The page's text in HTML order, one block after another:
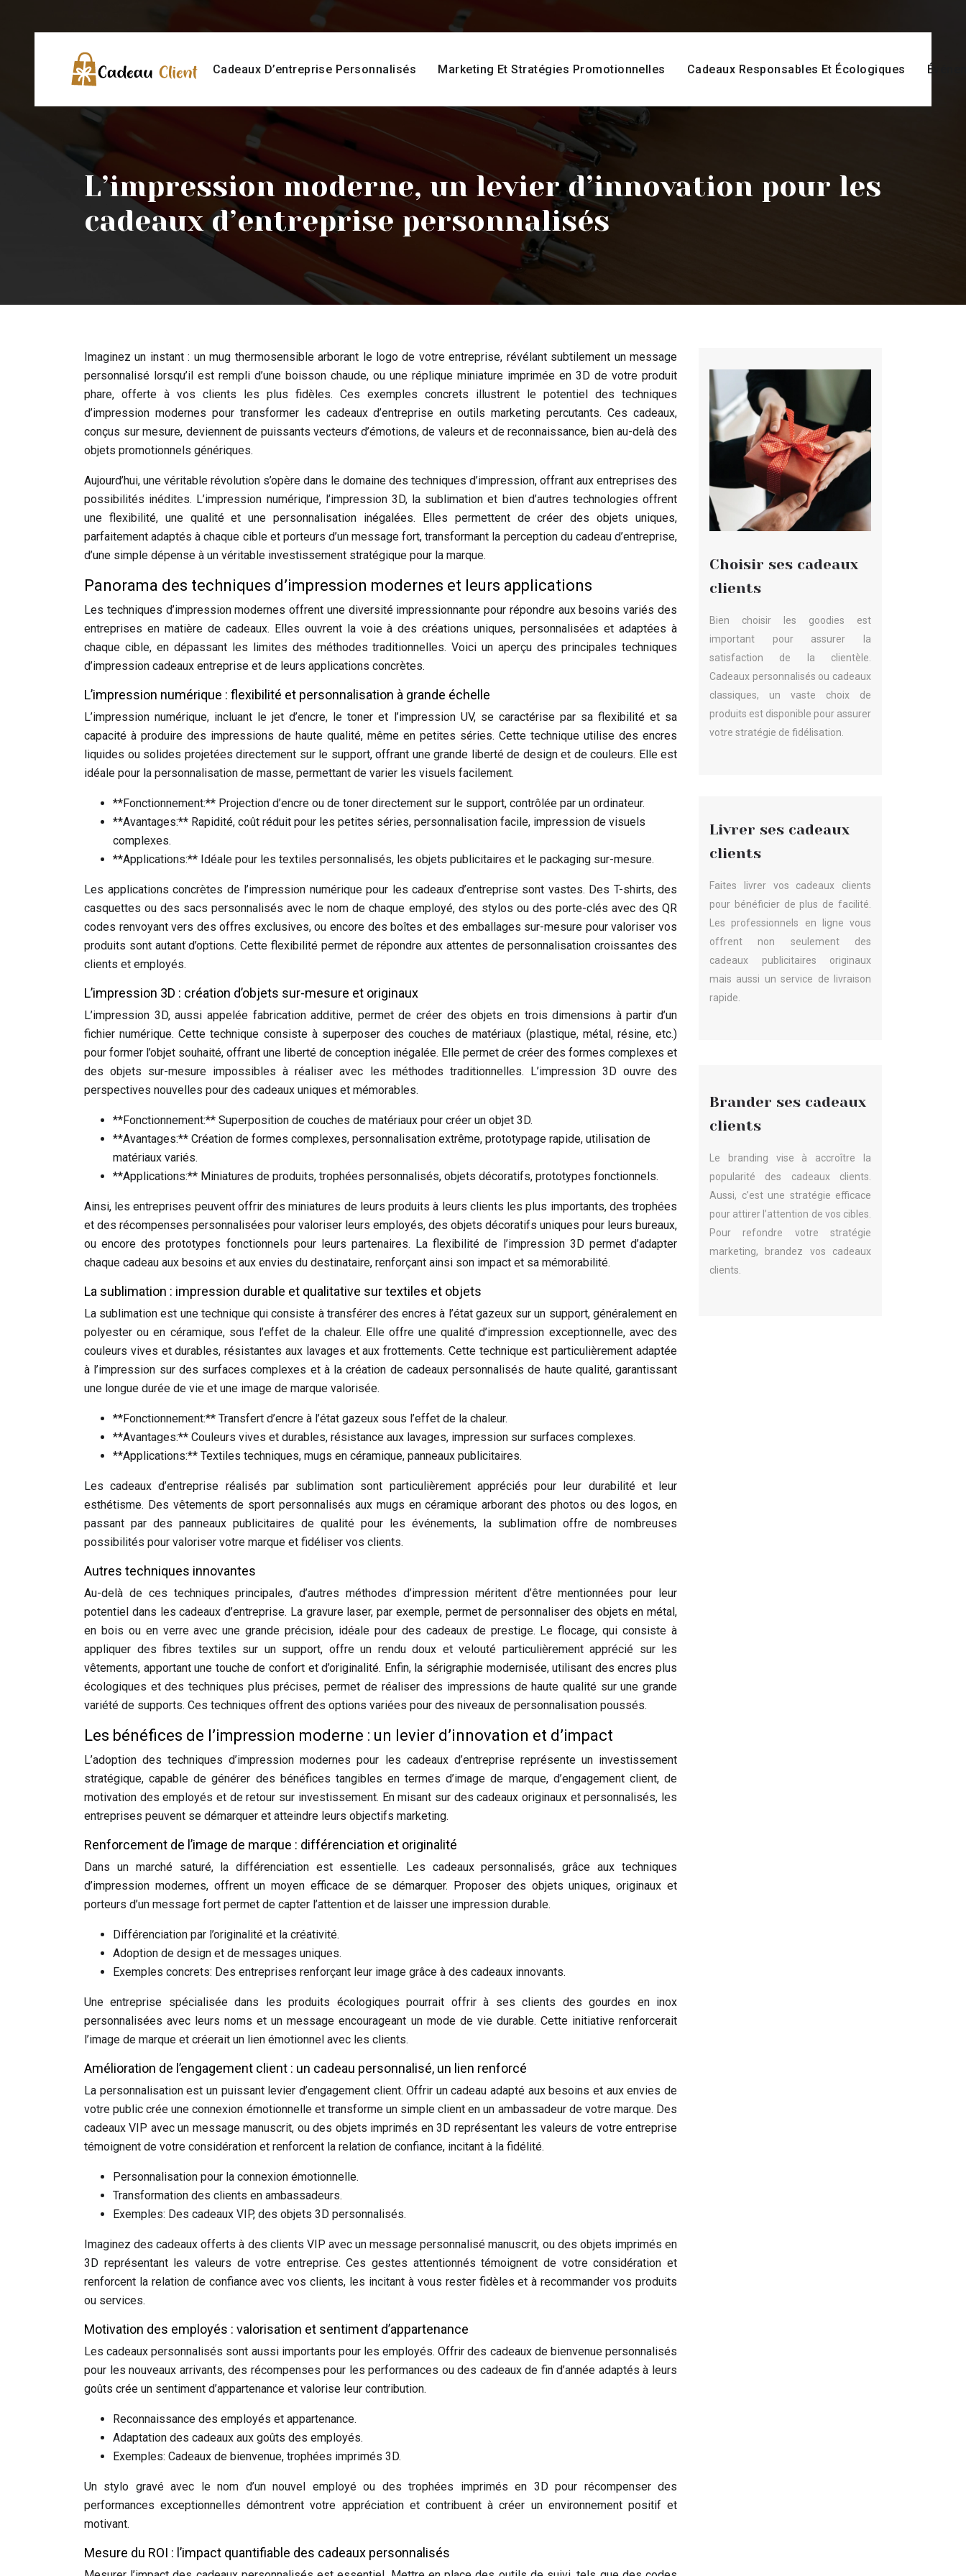
Cadeaux D’entreprise Personnalisés Marketing Et Stratégies Promotionnelles Cadeaux Responsables Et Écologiques
L’impression moderne, un levier d’innovation pour les
cadeaux d’entreprise personnalisés
Imaginez un instant : un mug thermosensible arborant le logo de votre entreprise, révélant subtilement un message
personnalisé lorsqu’il est rempli d’une boisson chaude, ou une réplique miniature imprimée en 3D de votre produit
phare, offerte à vos clients les plus fidèles. Ces exemples concrets illustrent le potentiel des techniques
d’impression modernes pour transformer les cadeaux d’entreprise en outils marketing percutants. Ces cadeaux,
conçus sur mesure, deviennent de puissants vecteurs d’émotions, de valeurs et de reconnaissance, bien au-delà des
objets promotionnels génériques.
Aujourd’hui, une véritable révolution s’opère dans le domaine des techniques d’impression, offrant aux entreprises des
possibilités inédites. L’impression numérique, l’impression 3D, la sublimation et bien d’autres technologies offrent
une flexibilité, une qualité et une personnalisation inégalées. Elles permettent de créer des objets uniques,
parfaitement adaptés à chaque cible et porteurs d’un message fort, transformant la perception du cadeau d’entreprise,
d’une simple dépense à un véritable investissement stratégique pour la marque.
Panorama des techniques d’impression modernes et leurs applications
Les techniques d’impression modernes offrent une diversité impressionnante pour répondre aux besoins variés des
entreprises en matière de cadeaux. Elles ouvrent la voie à des créations uniques, personnalisées et adaptées à
chaque cible, en dépassant les limites des méthodes traditionnelles. Voici un aperçu des principales techniques
d’impression cadeaux entreprise et de leurs applications concrètes.
L’impression numérique : flexibilité et personnalisation à grande échelle
L’impression numérique, incluant le jet d’encre, le toner et l’impression UV, se caractérise par sa flexibilité et sa
capacité à produire des impressions de haute qualité, même en petites séries. Cette technique utilise des encres
liquides ou solides projetées directement sur le support, offrant une grande liberté de design et de couleurs. Elle est
idéale pour la personnalisation de masse, permettant de varier les visuels facilement.
**Fonctionnement:** Projection d’encre ou de toner directement sur le support, contrôlée par un ordinateur.
**Avantages:** Rapidité, coût réduit pour les petites séries, personnalisation facile, impression de visuels
complexes.
**Applications:** Idéale pour les textiles personnalisés, les objets publicitaires et le packaging sur-mesure.
Les applications concrètes de l’impression numérique pour les cadeaux d’entreprise sont vastes. Des T-shirts, des
casquettes ou des sacs personnalisés avec le nom de chaque employé, des stylos ou des porte-clés avec des QR
codes renvoyant vers des offres exclusives, ou encore des boîtes et des emballages sur-mesure pour valoriser vos
produits sont autant d’options. Cette flexibilité permet de répondre aux attentes de personnalisation croissantes des
clients et employés.
L’impression 3D : création d’objets sur-mesure et originaux
L’impression 3D, aussi appelée fabrication additive, permet de créer des objets en trois dimensions à partir d’un
fichier numérique. Cette technique consiste à superposer des couches de matériaux (plastique, métal, résine, etc.)
pour former l’objet souhaité, offrant une liberté de conception inégalée. Elle permet de créer des formes complexes et
des objets sur-mesure impossibles à réaliser avec les méthodes traditionnelles. L’impression 3D ouvre des
perspectives nouvelles pour des cadeaux uniques et mémorables.
**Fonctionnement:** Superposition de couches de matériaux pour créer un objet 3D.
**Avantages:** Création de formes complexes, personnalisation extrême, prototypage rapide, utilisation de
matériaux variés.
**Applications:** Miniatures de produits, trophées personnalisés, objets décoratifs, prototypes fonctionnels.
Ainsi, les entreprises peuvent offrir des miniatures de leurs produits à leurs clients les plus importants, des trophées
et des récompenses personnalisées pour valoriser leurs employés, des objets décoratifs uniques pour leurs bureaux,
ou encore des prototypes fonctionnels pour leurs partenaires. La flexibilité de l’impression 3D permet d’adapter
chaque cadeau aux besoins et aux envies du destinataire, renforçant ainsi son impact et sa mémorabilité.
La sublimation : impression durable et qualitative sur textiles et objets
La sublimation est une technique qui consiste à transférer des encres à l’état gazeux sur un support, généralement en
polyester ou en céramique, sous l’effet de la chaleur. Elle offre une qualité d’impression exceptionnelle, avec des
couleurs vives et durables, résistantes aux lavages et aux frottements. Cette technique est particulièrement adaptée
à l’impression sur des surfaces complexes et à la création de cadeaux personnalisés de haute qualité, garantissant
une longue durée de vie et une image de marque valorisée.
**Fonctionnement:** Transfert d’encre à l’état gazeux sous l’effet de la chaleur.
**Avantages:** Couleurs vives et durables, résistance aux lavages, impression sur surfaces complexes.
**Applications:** Textiles techniques, mugs en céramique, panneaux publicitaires.
Les cadeaux d’entreprise réalisés par sublimation sont particulièrement appréciés pour leur durabilité et leur
esthétisme. Des vêtements de sport personnalisés aux mugs en céramique arborant des photos ou des logos, en
passant par des panneaux publicitaires de qualité pour les événements, la sublimation offre de nombreuses
possibilités pour valoriser votre marque et fidéliser vos clients.
Autres techniques innovantes
Au-delà de ces techniques principales, d’autres méthodes d’impression méritent d’être mentionnées pour leur
potentiel dans les cadeaux d’entreprise. La gravure laser, par exemple, permet de personnaliser des objets en métal,
en bois ou en verre avec une grande précision, idéale pour des cadeaux de prestige. Le flocage, qui consiste à
appliquer des fibres textiles sur un support, offre un rendu doux et velouté particulièrement apprécié sur les
vêtements, apportant une touche de confort et d’originalité. Enfin, la sérigraphie modernisée, utilisant des encres plus
écologiques et des techniques plus précises, permet de réaliser des impressions de haute qualité sur une grande
variété de supports. Ces techniques offrent des options variées pour des niveaux de personnalisation poussés.
Les bénéfices de l’impression moderne : un levier d’innovation et d’impact
L’adoption des techniques d’impression modernes pour les cadeaux d’entreprise représente un investissement
stratégique, capable de générer des bénéfices tangibles en termes d’image de marque, d’engagement client, de
motivation des employés et de retour sur investissement. En misant sur des cadeaux originaux et personnalisés, les
entreprises peuvent se démarquer et atteindre leurs objectifs marketing.
Renforcement de l’image de marque : différenciation et originalité
Dans un marché saturé, la différenciation est essentielle. Les cadeaux personnalisés, grâce aux techniques
d’impression modernes, offrent un moyen efficace de se démarquer. Proposer des objets uniques, originaux et
porteurs d’un message fort permet de capter l’attention et de laisser une impression durable.
Différenciation par l’originalité et la créativité.
Adoption de design et de messages uniques.
Exemples concrets: Des entreprises renforçant leur image grâce à des cadeaux innovants.
Une entreprise spécialisée dans les produits écologiques pourrait offrir à ses clients des gourdes en inox
personnalisées avec leurs noms et un message encourageant un mode de vie durable. Cette initiative renforcerait
l’image de marque et créerait un lien émotionnel avec les clients.
Amélioration de l’engagement client : un cadeau personnalisé, un lien renforcé
La personnalisation est un puissant levier d’engagement client. Offrir un cadeau adapté aux besoins et aux envies de
votre public crée une connexion émotionnelle et transforme un simple client en un ambassadeur de votre marque. Des
cadeaux VIP avec un message manuscrit, ou des objets imprimés en 3D représentant les valeurs de votre entreprise
témoignent de votre considération et renforcent la relation de confiance, incitant à la fidélité.
Personnalisation pour la connexion émotionnelle.
Transformation des clients en ambassadeurs.
Exemples: Des cadeaux VIP, des objets 3D personnalisés.
Imaginez des cadeaux offerts à des clients VIP avec un message personnalisé manuscrit, ou des objets imprimés en
3D représentant les valeurs de votre entreprise. Ces gestes attentionnés témoignent de votre considération et
renforcent la relation de confiance avec vos clients, les incitant à vous rester fidèles et à recommander vos produits
ou services.
Motivation des employés : valorisation et sentiment d’appartenance
Les cadeaux personnalisés sont aussi importants pour les employés. Offrir des cadeaux de bienvenue personnalisés
pour les nouveaux arrivants, des récompenses pour les performances ou des cadeaux de fin d’année adaptés à leurs
goûts crée un sentiment d’appartenance et valorise leur contribution.
Reconnaissance des employés et appartenance.
Adaptation des cadeaux aux goûts des employés.
Exemples: Cadeaux de bienvenue, trophées imprimés 3D.
Un stylo gravé avec le nom d’un nouvel employé ou des trophées imprimés en 3D pour récompenser des
performances exceptionnelles démontrent votre appréciation et contribuent à créer un environnement positif et
motivant.
Mesure du ROI : l’impact quantifiable des cadeaux personnalisés
Choisir ses cadeaux
clients
Bien choisir les goodies est
important pour assurer la
satisfaction de la clientèle.
Cadeaux personnalisés ou cadeaux
classiques, un vaste choix de
produits est disponible pour assurer
votre stratégie de fidélisation.
Livrer ses cadeaux
clients
Faites livrer vos cadeaux clients
pour bénéficier de plus de facilité.
Les professionnels en ligne vous
offrent non seulement des
cadeaux publicitaires originaux
mais aussi un service de livraison
rapide.
Brander ses cadeaux
clients
Le branding vise à accroître la
popularité des cadeaux clients.
Aussi, c’est une stratégie efficace
pour attirer l’attention de vos cibles.
Pour refondre votre stratégie
marketing, brandez vos cadeaux
clients.